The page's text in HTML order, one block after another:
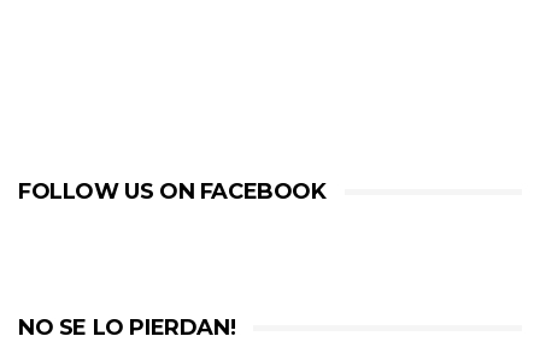
FOLLOW US ON FACEBOOK
NO SE LO PIERDAN!